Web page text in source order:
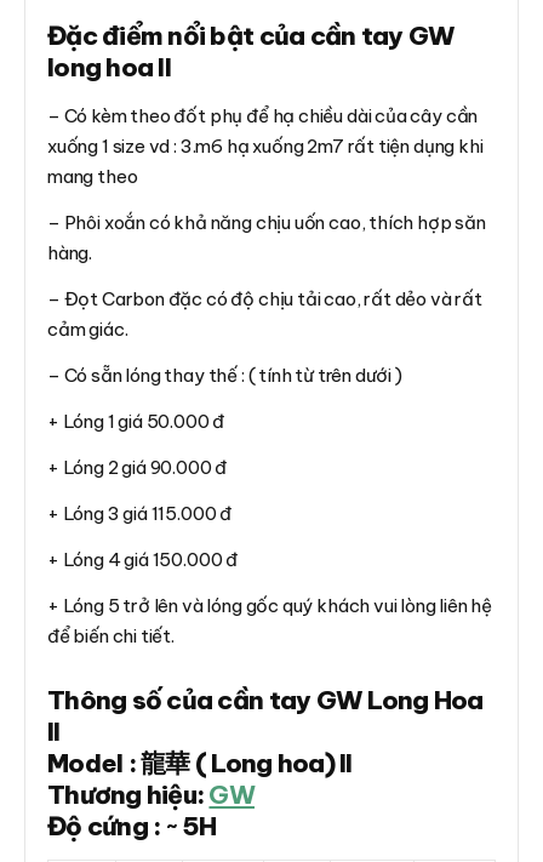
Đặc điểm nổi bật của cần tay GW
long hoa II
– Có kèm theo đốt phụ để hạ chiều dài của cây cần
xuống 1 size vd : 3.m6 hạ xuống 2m7 rất tiện dụng khi
mang theo
– Phôi xoắn có khả năng chịu uốn cao, thích hợp săn
hàng.
– Đọt Carbon đặc có độ chịu tải cao, rất dẻo và rất
cảm giác.
– Có sẵn lóng thay thế : ( tính từ trên dưới )
+ Lóng 1 giá 50.000 đ
+ Lóng 2 giá 90.000 đ
+ Lóng 3 giá 115.000 đ
+ Lóng 4 giá 150.000 đ
+ Lóng 5 trở lên và lóng gốc quý khách vui lòng liên hệ
để biến chi tiết.
Thông số của cần tay GW Long Hoa
II
Model : 龍華 ( Long hoa) II
Thương hiệu:GW
Độ cứng : ~ 5H